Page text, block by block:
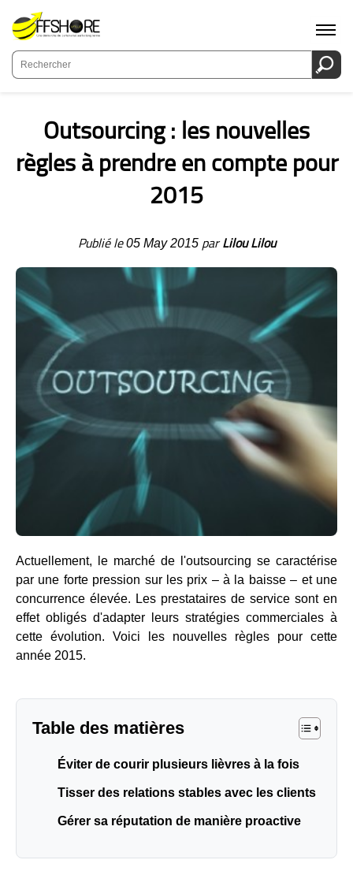
OUTSOURCING
Outsourcing : les nouvelles règles à prendre en
compte pour 2015
Outsourcing : les nouvelles
règles à prendre en compte pour
2015
Publié le05 May 2015parLilou Lilou
Actuellement, le marché de l'outsourcing se caractérise
par une forte pression sur les prix – à la baisse – et une
concurrence élevée. Les prestataires de service sont en
effet obligés d'adapter leurs stratégies commerciales à
cette évolution. Voici les nouvelles règles pour cette
année 2015.
Table des matières
Éviter de courir plusieurs lièvres à la fois
Tisser des relations stables avec les clients
Gérer sa réputation de manière proactive